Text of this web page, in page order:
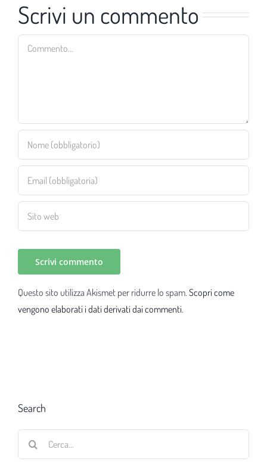
Scrivi un commento
Commento
Questo sito utilizza Akismet per ridurre lo spam. Scopri come
vengono elaborati i dati derivati dai commenti.
Search